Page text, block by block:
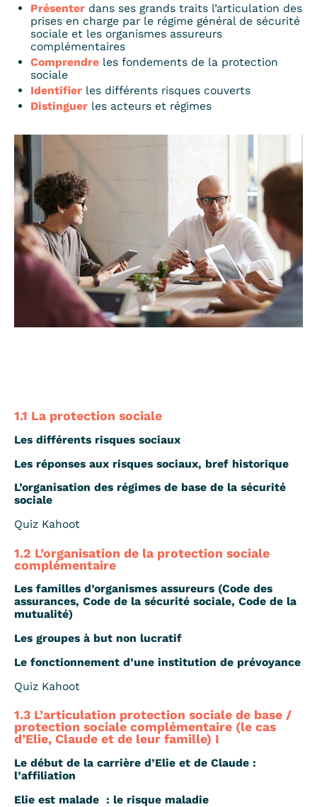
Présenter dans ses grands traits l’articulation des
prises en charge par le régime général de sécurité
sociale et les organismes assureurs
complémentaires
Comprendre les fondements de la protection
sociale
Identifier les différents risques couverts
Distinguer les acteurs et régimes
1.1 La protection sociale
Les différents risques sociaux
Les réponses aux risques sociaux, bref historique
L’organisation des régimes de base de la sécurité
sociale
Quiz Kahoot
1.2 L’organisation de la protection sociale
complémentaire
Les familles d’organismes assureurs (Code des
assurances, Code de la sécurité sociale, Code de la
mutualité)
Les groupes à but non lucratif
Le fonctionnement d’une institution de prévoyance
Quiz Kahoot
1.3 L’articulation protection sociale de base /
protection sociale complémentaire (le cas
d’Elie, Claude et de leur famille) I
Le début de la carrière d’Elie et de Claude :
l’afﬁliation
Elie est malade : le risque maladie